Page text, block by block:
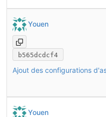
Youen
b565dcdcf4
Youen